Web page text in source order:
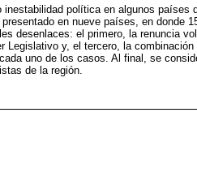
inestabilidad política en algunos países
en nueve países, en donde
desenlaces: el primero, la renuncia
Legislativo y, el tercero, la combinación
uno de los casos. Al final, se
de la región.